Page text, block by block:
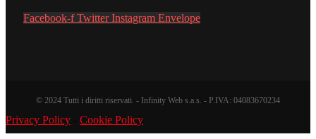
Facebook-f Twitter Instagram Envelope
© 2024 Tutti i diritti riservati. - Infinity Web s.a.s. - P.IVA: 04083670234
Privacy Policy Cookie Policy